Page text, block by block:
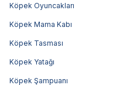
Köpek Oyuncakları
Köpek Mama Kabı
Köpek Tasması
Köpek Yatağı
Köpek Şampuanı